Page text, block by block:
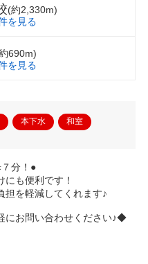
(約2,330m)
を見る
690m)
を見る
本下水 和室
分！●
も便利です！
担を軽減してくれます♪
にお問い合わせください♪◆